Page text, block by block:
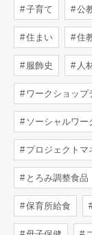
子育て 公
住まい 住
服飾史 人
ワークショップ
ソーシャルワー
プロジェクトマ
とろみ調整食品
保育所給食